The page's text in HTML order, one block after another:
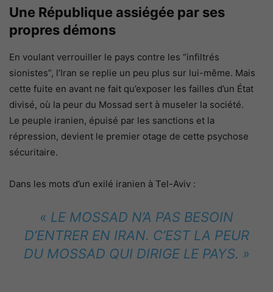
Une République assiégée par ses
propres démons
En voulant verrouiller le pays contre les “infiltrés
sionistes”, l’Iran se replie un peu plus sur lui-même. Mais
cette fuite en avant ne fait qu’exposer les failles d’un État
divisé, où la peur du Mossad sert à museler la société.
Le peuple iranien, épuisé par les sanctions et la
répression, devient le premier otage de cette psychose
sécuritaire.
Dans les mots d’un exilé iranien à Tel-Aviv :
« LE MOSSAD N’A PAS BESOIN
D’ENTRER EN IRAN. C’EST LA PEUR
DU MOSSAD QUI DIRIGE LE PAYS. »